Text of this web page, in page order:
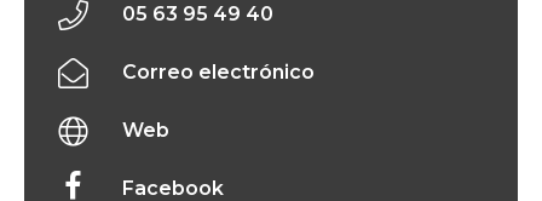
05 63 95 49 40
Correo electrónico
Web
Facebook